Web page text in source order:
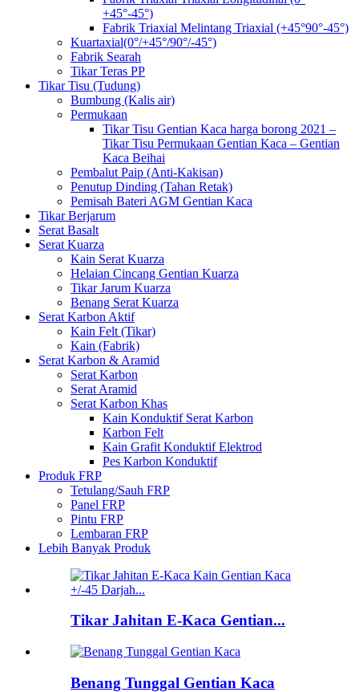
+45°-45°)
Fabrik Triaxial Melintang Triaxial (+45°90°-45°)
Kuartaxial(0°/+45°/90°/-45°)
Fabrik Searah
Tikar Teras PP
Tikar Tisu (Tudung)
Bumbung (Kalis air)
Permukaan
Tikar Tisu Gentian Kaca harga borong 2021 –
Tikar Tisu Permukaan Gentian Kaca – Gentian
Kaca Beihai
Pembalut Paip (Anti-Kakisan)
Penutup Dinding (Tahan Retak)
Pemisah Bateri AGM Gentian Kaca
Tikar Berjarum
Serat Basalt
Serat Kuarza
Kain Serat Kuarza
Helaian Cincang Gentian Kuarza
Tikar Jarum Kuarza
Benang Serat Kuarza
Serat Karbon Aktif
Kain Felt (Tikar)
Kain (Fabrik)
Serat Karbon & Aramid
Serat Karbon
Serat Aramid
Serat Karbon Khas
Kain Konduktif Serat Karbon
Karbon Felt
Kain Grafit Konduktif Elektrod
Pes Karbon Konduktif
Produk FRP
Tetulang/Sauh FRP
Panel FRP
Pintu FRP
Lembaran FRP
Lebih Banyak Produk
Tikar Jahitan E-Kaca Gentian...
Benang Tunggal Gentian Kaca